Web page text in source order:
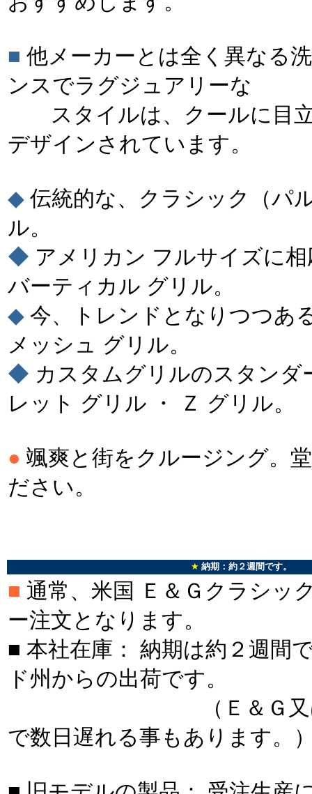
■ 他メーカーとは全く異なる
ンスでラグジュアリーな
スタイルは、クールに目
デザインされています。
◆ 伝統的な、クラシック（パ
ル。
◆ アメリカン フルサイズに
バーティカル グリル。
◆ 今、トレンドとなりつつあ
メッシュ グリル。
◆ カスタムグリルのスタンダ
レット グリル ・ Ｚ グリル。
● 颯爽と街をクルージング。
ださい。
★ 納期：約２週間です。
■ 通常、米国 Ｅ＆Ｇクラシッ
ー注文となります。
■ 本社在庫： 納期は約２週間
ド州からの出荷です。
（Ｅ＆Ｇ又はＵ
で数日遅れる事もあります。